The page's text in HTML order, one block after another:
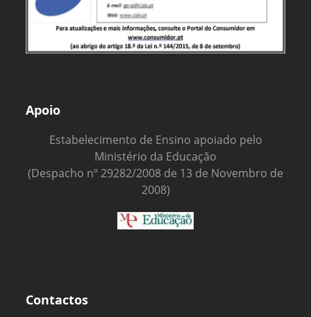
Apoio
Estabelecimento de Ensino apoiado pelo
Ministério da Educação
(Despacho nº 29282/2008 de 13 de Novembro de
2008)
Contactos